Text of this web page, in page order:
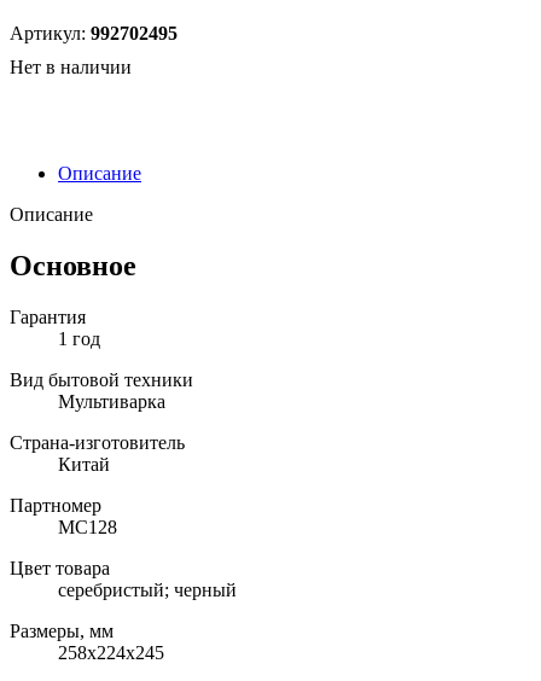
Артикул: 992702495
Нет в наличии
Описание
Описание
Основное
Гарантия
1 год
Вид бытовой техники
Мультиварка
Страна-изготовитель
Китай
Партномер
MC128
Цвет товара
серебристый; черный
Размеры, мм
258x224x245